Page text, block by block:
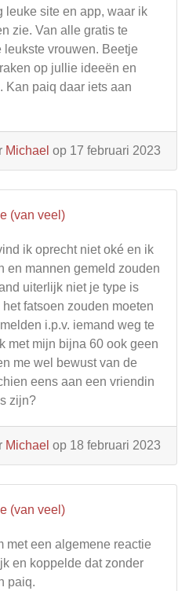
leuke site en app, waar ik
zie. Van alle gratis te
vrouwen. Beetje
op jullie ideeën en
Kan paiq daar iets aan
Michael op 17 februari 2023
(van veel)
ik oprecht niet oké en ik
en mannen gemeld zouden
uiterlijk niet je type is
fatsoen zouden moeten
i.p.v. iemand weg te
met mijn bijna 60 ook geen
me wel bewust van de
eens aan een vriendin
zijn?
Michael op 18 februari 2023
(van veel)
met een algemene reactie
en koppelde dat zonder
paiq.